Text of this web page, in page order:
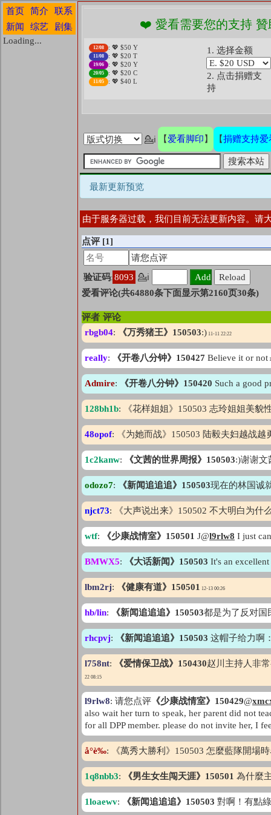
首页 简介
联系
新闻
综艺
剧集
Loading...
❤️ 愛看需要您的支持 贊
12/08 : 💖 $50 Y
11/08 : 💖 $20 T
19/06 : 💖 $20 Y
20/05 : 💖 $20 C
11/05 : 💖 $40 L
1. 选择金额
2. 点击捐赠支
持
💁ℹ 【爱看脚印 】 【捐赠支持爱
最新更新预览
由于服务器过载，我们目前无法更新内容。请
点评 [1]
验证码: 8093 💁ℹ
爱看评论(共64880条下面显示第2160页30条)
评者 评论
rbgb04: 《万秀猪王》150503:) 11-11 22:22
really: 《开卷八分钟》150427 Believe it or not
Admire: 《开卷八分钟》150420 Such a good
128bh1b: 《花样姐姐》150503 志玲姐姐美貌
48opof: 《为她而战》150503 陆毅夫妇越战
1c2kanw: 《文茜的世界周报》150503:)谢谢文
odozo7: 《新闻追追追》150503现在的林国诚
njct73: 《大声说出来》150502 不大明白为什
wtf: 《少康战情室》150501 J@l9rlw8 I just
BMWX5: 《大话新闻》150503 It's an
lbm2rj: 《健康有道》150501 12-13 00:26
hb/lin: 《新闻追追追》150503都是为了反对国
rhcpvj: 《新闻追追追》150503 这帽子给力啊
l758nt: 《爱情保卫战》150430赵川主持人非
22 08:15
l9rlw8: 请您点评 《少康战情室》150429@
also wait her turn to speak, her parent did not
for all DPP member. please do not invite her, I
å°è‰: 《萬秀大勝利》150503 怎麼藍隊開場
1q8nbb3: 《男生女生闯天涯》150501 為什麼
1loaewv: 《新闻追追追》150503 對啊！有點